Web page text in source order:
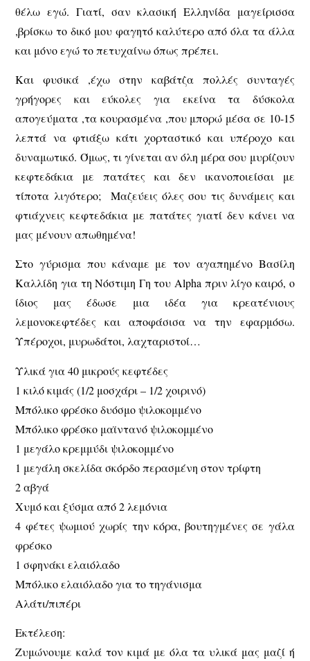
θέλω εγώ. Γιατί, σαν κλασική Ελληνίδα μαγείρισσα
,βρίσκω το δικό μου φαγητό καλύτερο από όλα τα άλλα
και μόνο εγώ το πετυχαίνω όπως πρέπει.
Και φυσικά ,έχω στην καβάτζα πολλές συνταγές
γρήγορες και εύκολες για εκείνα τα δύσκολα
απογεύματα ,τα κουρασμένα ,που μπορώ μέσα σε 10-15
λεπτά να φτιάξω κάτι χορταστικό και υπέροχο και
δυναμωτικό. Όμως, τι γίνεται αν όλη μέρα σου μυρίζουν
κεφτεδάκια με πατάτες και δεν ικανοποιείσαι με
τίποτα λιγότερο; Μαζεύεις όλες σου τις δυνάμεις και
φτιάχνεις κεφτεδάκια με πατάτες γιατί δεν κάνει να
μας μένουν απωθημένα!
Στο γύρισμα που κάναμε με τον αγαπημένο Βασίλη
Καλλίδη για τη Νόστιμη Γη του Alpha πριν λίγο καιρό, ο
ίδιος μας έδωσε μια ιδέα για κρεατένιους
λεμονοκεφτέδες και αποφάσισα να την εφαρμόσω.
Υπέροχοι, μυρωδάτοι, λαχταριστοί…
Υλικά για 40 μικρούς κεφτέδες
1 κιλό κιμάς (1/2 μοσχάρι – 1/2 χοιρινό)
Μπόλικο φρέσκο δυόσμο ψιλοκομμένο
Μπόλικο φρέσκο μαϊντανό ψιλοκομμένο
1 μεγάλο κρεμμύδι ψιλοκομμένο
1 μεγάλη σκελίδα σκόρδο περασμένη στον τρίφτη
2 αβγά
Χυμό και ξύσμα από 2 λεμόνια
4 φέτες ψωμιού χωρίς την κόρα, βουτηγμένες σε γάλα
φρέσκο
1 σφηνάκι ελαιόλαδο
Μπόλικο ελαιόλαδο για το τηγάνισμα
Αλάτι/πιπέρι
Εκτέλεση:
Ζυμώνουμε καλά τον κιμά με όλα τα υλικά μας μαζί ή